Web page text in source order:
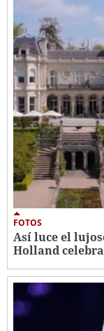
FOTOS
Así luce el
Holland